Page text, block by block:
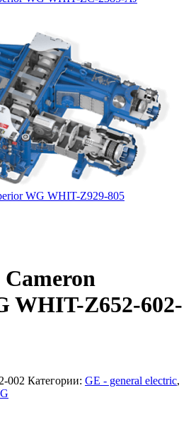
WG WHIT-Z929-805
WHIT-Z652-602-
002 Категории: GE - general electric,